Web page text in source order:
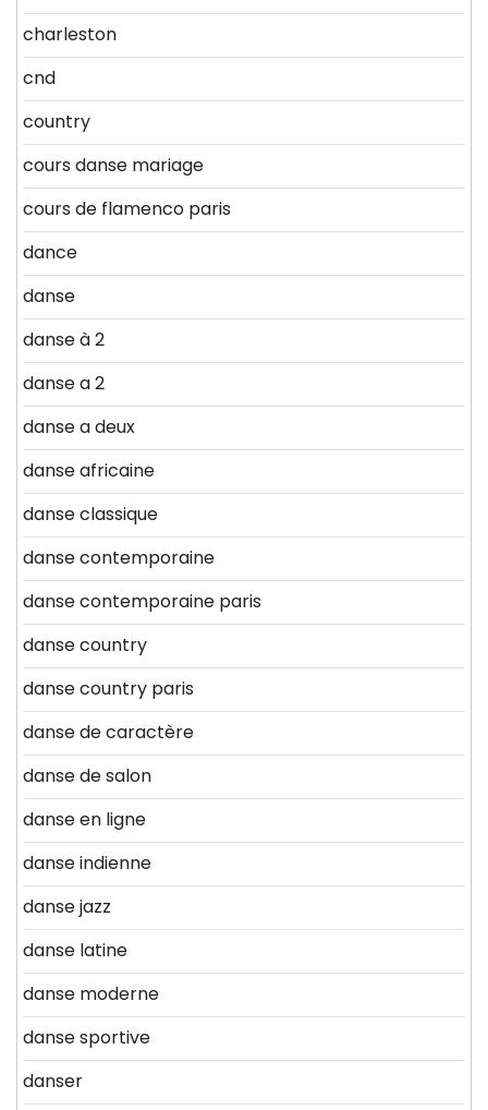
charleston
cnd
country
cours danse mariage
cours de flamenco paris
dance
danse
danse à 2
danse a 2
danse a deux
danse africaine
danse classique
danse contemporaine
danse contemporaine paris
danse country
danse country paris
danse de caractère
danse de salon
danse en ligne
danse indienne
danse jazz
danse latine
danse moderne
danse sportive
danser